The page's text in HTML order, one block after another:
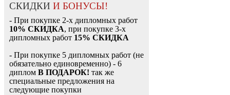
СКИДКИ И БОНУСЫ!
- При покупке 2-х дипломных работ
10% СКИДКА, при покупке 3-х
дипломных работ 15% СКИДКА
- При покупке 5 дипломных работ (не
обязательно единовременно) - 6
диплом В ПОДАРОК! так же
специальные предложения на
следующие покупки